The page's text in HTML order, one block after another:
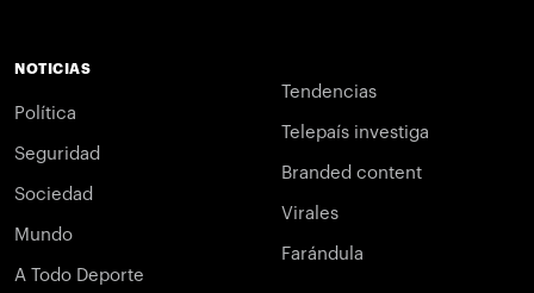
NOTICIAS
Política
Seguridad
Sociedad
Mundo
A Todo Deporte
Tendencias
Telepaís investiga
Branded content
Virales
Farándula